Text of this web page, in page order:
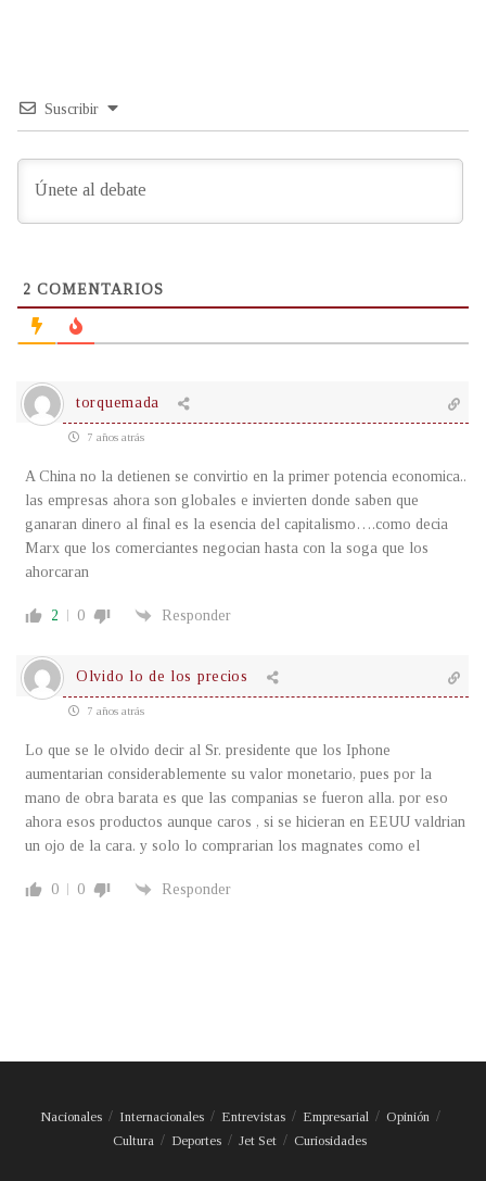
Suscribir
2 COMENTARIOS
torquemada
7 años atrás
A China no la detienen se convirtio en la primer potencia economica..
las empresas ahora son globales e invierten donde saben que
ganaran dinero al final es la esencia del capitalismo….como decia
Marx que los comerciantes negocian hasta con la soga que los
ahorcaran
2 0 Responder
Olvido lo de los precios
7 años atrás
Lo que se le olvido decir al Sr. presidente que los Iphone
aumentarian considerablemente su valor monetario, pues por la
mano de obra barata es que las companias se fueron alla. por eso
ahora esos productos aunque caros , si se hicieran en EEUU valdrian
un ojo de la cara. y solo lo comprarian los magnates como el
0 0 Responder
Nacionales Internacionales Entrevistas Empresarial
Opinión
Cultura
Deportes Jet Set Curiosidades